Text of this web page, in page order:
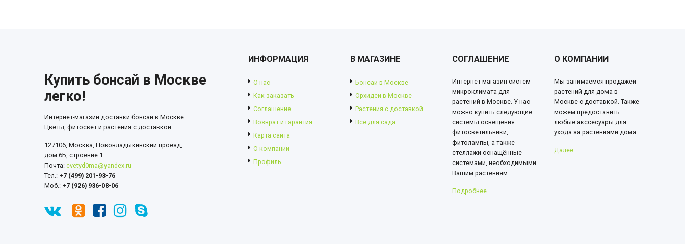
Купить бонсай в Москве
легко!
Интернет-магазин доставки бонсай в Москве
Цветы, фитосвет и растения с доставкой
127106, Москва, Нововладыкинский проезд,
дом 6Б, строение 1
Почта: cvetyd0ma@yandex.ru
Тел.: +7 (499) 201-93-76
Моб.: +7 (926) 936-08-06
ИНФОРМАЦИЯ
О нас
Как заказать
Соглашение
Возврат и гарантия
Карта сайта
О компании
Профиль
В МАГАЗИНЕ
Бонсай в Москве
Орхидеи в Москве
Растения с доставкой
Все для сада
СОГЛАШЕНИЕ
Интернет-магазин систем
микроклимата для
растений в Москве. У нас
можно купить следующие
системы освещения:
фитосветильники,
фитолампы, а также
стеллажи оснащённые
системами, необходимыми
Вашим растениям
Подробнее...
О КОМПАНИИ
Мы занимаемся продажей
растений для дома в
Москве с доставкой. Также
можем предоставить
любые акссесуары для
ухода за растениями дома...
Далее...